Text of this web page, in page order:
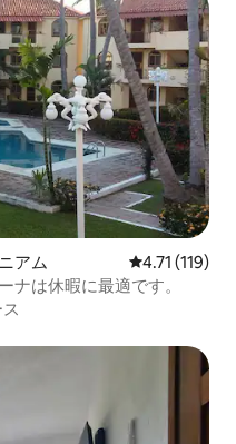
アム レビュー119
4.71 (119)
ナは休暇に最適です。